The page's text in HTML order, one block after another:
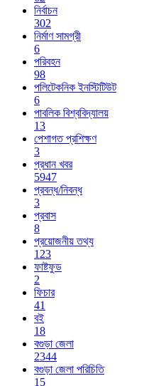
নির্বাচন
302
নির্মাণ সামগ্রী
6
পরিবহন
98
পলিটেকনিক ইনস্টিটিউট
6
পাবলিক বিশ্ববিদ্যালয়
13
পেশাগত প্রশিক্ষণ
3
প্রধান খবর
5947
প্রবন্ধ/নিবন্ধ
3
প্রবাস
8
প্রয়োজনীয় তথ্য
123
ফাষ্টফুড
2
ফিচার
41
বই
18
বগুড়া জেলা
2344
বগুড়া জেলা পরিচিতি
15